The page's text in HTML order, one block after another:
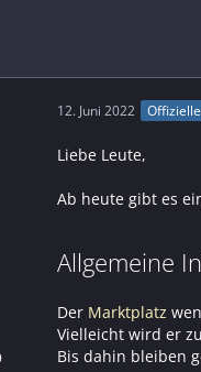
12. Juni 2022
Liebe Leute,
Ab heute gibt es
Allgemeine
Der Marktplatz
Vielleicht wird er
Bis dahin bleiben